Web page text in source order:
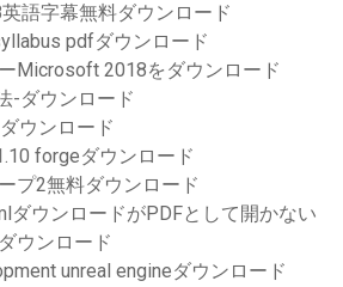
語字幕無料ダウンロード
pdfダウンロード
Microsoft 2018をダウンロード
-ダウンロード
ウンロード
forgeダウンロード
プ2無料ダウンロード
ダウンロードがPDFとして開かない
ウンロード
unreal engineダウンロード